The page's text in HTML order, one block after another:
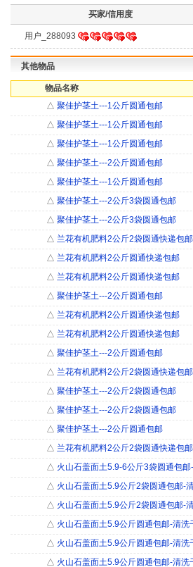
买家/信用度
用户_288093
其他物品
物品名称
△ 聚佳护茎土---1公斤圆通包邮
△ 聚佳护茎土---1公斤圆通包邮
△ 聚佳护茎土---1公斤圆通包邮
△ 聚佳护茎土---2公斤圆通包邮
△ 聚佳护茎土---1公斤圆通包邮
△ 聚佳护茎土---2公斤3袋圆通包邮
△ 聚佳护茎土---2公斤3袋圆通包邮
△ 兰花有机肥料2公斤2袋圆通快递包邮
△ 兰花有机肥料2公斤圆通快递包邮
△ 兰花有机肥料2公斤圆通快递包邮
△ 聚佳护茎土---2公斤圆通包邮
△ 兰花有机肥料2公斤圆通快递包邮
△ 兰花有机肥料2公斤圆通快递包邮
△ 聚佳护茎土---2公斤圆通包邮
△ 兰花有机肥料2公斤2袋圆通快递包邮
△ 聚佳护茎土---2公斤2袋圆通包邮
△ 聚佳护茎土---2公斤2袋圆通包邮
△ 聚佳护茎土---2公斤圆通包邮
△ 兰花有机肥料2公斤2袋圆通快递包邮
△ 火山石盖面土5.9-6公斤3袋圆通包
△ 火山石盖面土5.9公斤2袋圆通包邮-
△ 火山石盖面土5.9公斤2袋圆通包邮-
△ 火山石盖面土5.9公斤圆通包邮-清洗
△ 火山石盖面土5.9公斤圆通包邮-清洗
△ 火山石盖面土5.9公斤圆通包邮-清洗